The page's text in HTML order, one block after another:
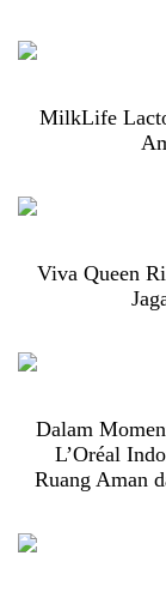
MilkLife
Viva Queen
Dalam
L’Oréal
Ruang Aman